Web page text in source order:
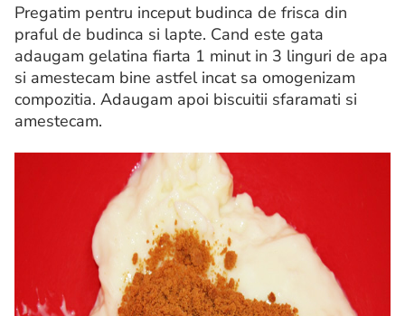
Pregatim pentru inceput budinca de frisca din
praful de budinca si lapte. Cand este gata
adaugam gelatina fiarta 1 minut in 3 linguri de apa
si amestecam bine astfel incat sa omogenizam
compozitia. Adaugam apoi biscuitii sfaramati si
amestecam.